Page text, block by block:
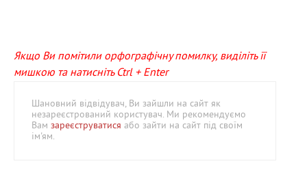
Якщо Ви помітили орфографічну помилку, виділіть її
мишкою та натисніть Ctrl + Enter
Шановний відвідувач, Ви зайшли на сайт як
незареєстрований користувач. Ми рекомендуємо
Вам зареєструватися або зайти на сайт під своїм
ім'ям.